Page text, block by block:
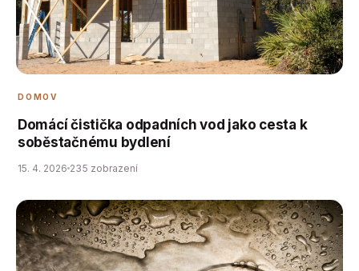
DOMOV
Domácí čistička odpadních vod jako cesta k
soběstačnému bydlení
15. 4. 2026 235 zobrazení